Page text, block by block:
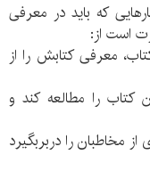
که باید در معرفی
است از:
معرفی کتابش را از
را مطالعه کند و
مخاطبان را دربربگیرد